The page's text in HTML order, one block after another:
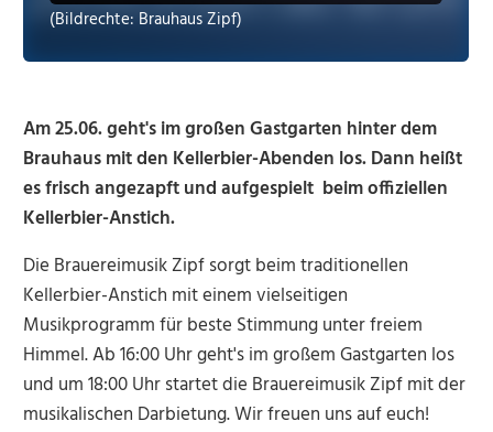
(Bildrechte: Brauhaus Zipf)
Am 25.06. geht's im großen Gastgarten hinter dem
Brauhaus mit den Kellerbier-Abenden los. Dann heißt
es frisch angezapft und aufgespielt beim offiziellen
Kellerbier-Anstich.
Die Brauereimusik Zipf sorgt beim traditionellen
Kellerbier-Anstich mit einem vielseitigen
Musikprogramm für beste Stimmung unter freiem
Himmel. Ab 16:00 Uhr geht's im großem Gastgarten los
und um 18:00 Uhr startet die Brauereimusik Zipf mit der
musikalischen Darbietung. Wir freuen uns auf euch!